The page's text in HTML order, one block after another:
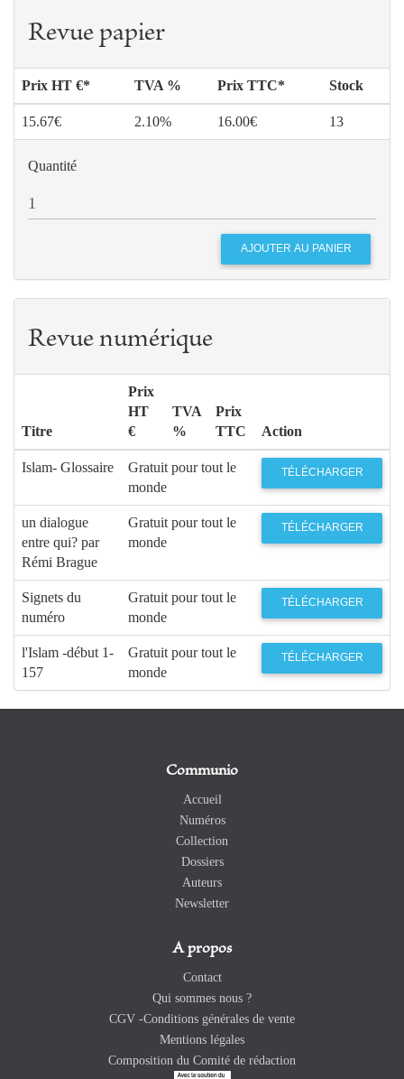
Revue papier
Prix HT €* TVA % Prix TTC* Stock
15.67€ 2.10% 16.00€ 13
Quantité
Revue numérique
Titre
Prix
HT
€
TVA
%
Prix
TTC
Action
Islam- Glossaire
Gratuit pour tout le
monde
TÉLÉCHARGER
un dialogue
entre qui? par
Rémi Brague
Gratuit pour tout le
monde
TÉLÉCHARGER
Signets du
numéro
Gratuit pour tout le
monde
TÉLÉCHARGER
l'Islam -début 1-
157
Gratuit pour tout le
monde
TÉLÉCHARGER
Communio
Accueil
Numéros
Collection
Dossiers
Auteurs
Newsletter
A propos
Contact
Qui sommes nous ?
CGV -Conditions générales de vente
Mentions légales
Composition du Comité de rédaction